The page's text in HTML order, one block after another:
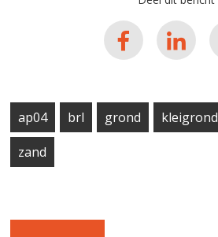
ap04 brl grond kleigrond
zand